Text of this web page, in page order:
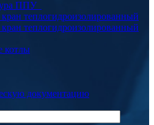
ППУ
теплогидроизолированный
теплогидроизолированный
котлы
документацию